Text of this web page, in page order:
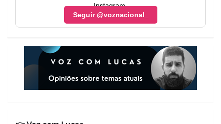
Instagram.
Seguir @voznacional_